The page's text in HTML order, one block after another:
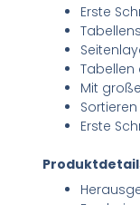
Erste
Tabellen
Mit
Erste